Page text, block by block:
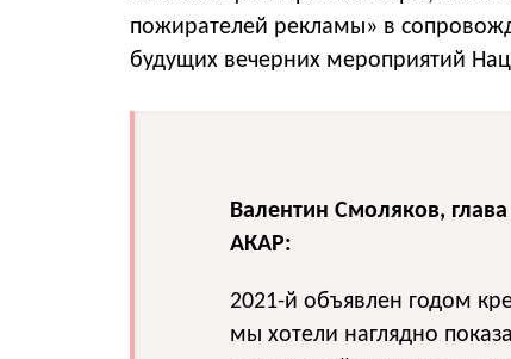
пожирателей рекламы» в
будущих вечерних мероприятий
Валентин Смоляков,
АКАР:
2021-й объявлен годом
мы хотели наглядно